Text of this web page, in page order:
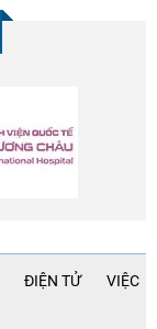
ĐIỆN TỬ VIỆC